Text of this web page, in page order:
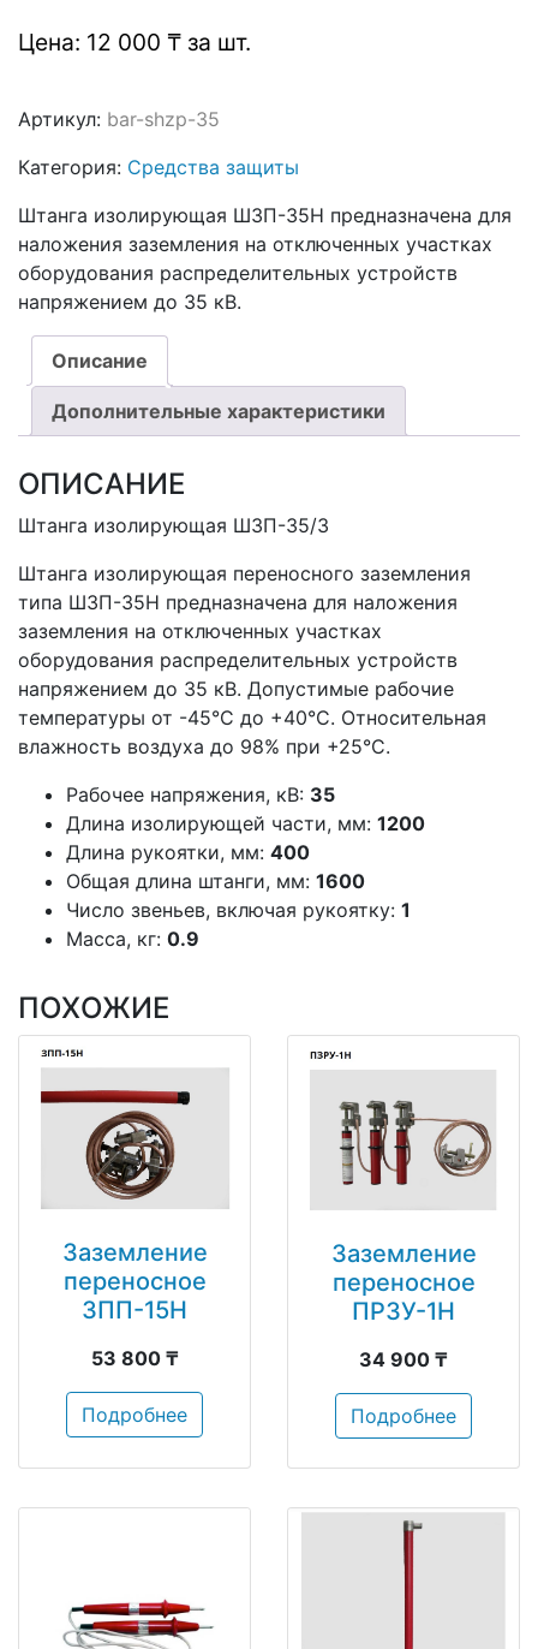
Цена: 12 000 ₸ за шт.
Артикул: bar-shzp-35
Категория: Средства защиты
Штанга изолирующая ШЗП-35Н предназначена для
наложения заземления на отключенных участках
оборудования распределительных устройств
напряжением до 35 кВ.
Описание
Дополнительные характеристики
ОПИСАНИЕ
Штанга изолирующая ШЗП-35/3
Штанга изолирующая переносного заземления
типа ШЗП-35Н предназначена для наложения
заземления на отключенных участках
оборудования распределительных устройств
напряжением до 35 кВ. Допустимые рабочие
температуры от -45°С до +40°С. Относительная
влажность воздуха до 98% при +25°С.
Рабочее напряжения, кВ: 35
Длина изолирующей части, мм: 1200
Длина рукоятки, мм: 400
Общая длина штанги, мм: 1600
Число звеньев, включая рукоятку: 1
Масса, кг: 0.9
ПОХОЖИЕ
Заземление
переносное
ЗПП-15Н
53 800 ₸
Подробнее
Заземление
переносное
ПРЗУ-1Н
34 900 ₸
Подробнее